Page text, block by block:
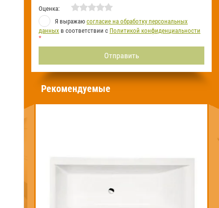
Оценка:
Я выражаю согласие на обработку персональных
данных в соответствии с Политикой конфиденциальности
*
Рекомендуемые